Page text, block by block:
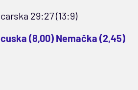
29:27 (13:9)
(8,00) Nemačka (2,45)